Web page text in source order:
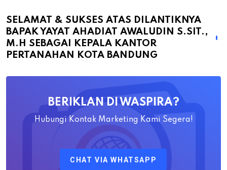
atas
Dilantiknya
Bapak
Ahadiat
SELAMAT & SUKSES ATAS DILANTIKNYA
BAPAK YAYAT AHADIAT AWALUDIN S.SIT.,
M.H SEBAGAI KEPALA KANTOR
PERTANAHAN KOTA BANDUNG
BERIKLAN DI WASPIRA?
Hubungi Kontak Marketing Kami Segera!
CHAT VIA WHATSAPP